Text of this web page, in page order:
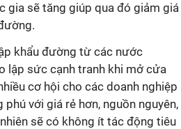
gia sẽ tăng giúp qua đó giảm giá
khẩu đường từ các nước
lập sức cạnh tranh khi mở cửa
cơ hội cho các doanh nghiệp
với giá rẻ hơn, nguồn nguyên,
sẽ có không ít tác động tiêu